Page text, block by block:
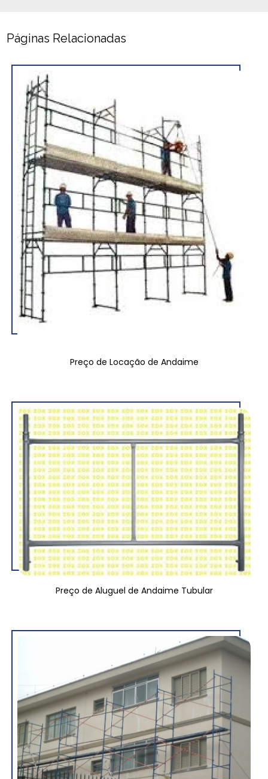
Páginas Relacionadas
Preço de Locação de Andaime
Preço de Aluguel de Andaime Tubular